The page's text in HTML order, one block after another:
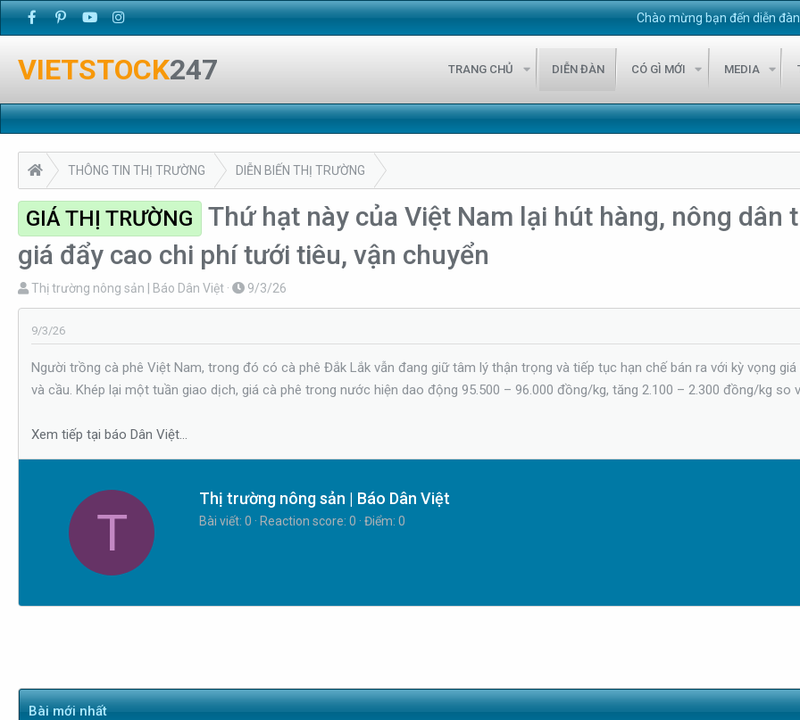
Chào mừng bạn đến diễn đàn
VIETSTOCK247 TRANG CHỦ DIỄN ĐÀN CÓ GÌ MỚI MEDIA
THÔNG TIN THỊ TRƯỜNG DIỄN BIẾN THỊ TRƯỜNG
GIÁ THỊ TRƯỜNG
Thứ hạt này của Việt Nam lại hút hàng, nông dân
giá đẩy cao chi phí tưới tiêu, vận chuyển
T
h
r
e
a
d
t
Thị trường nông sản | Báo Dân Việt
N
g
y
g
ử
9/3/26
9/3/26
Người trồng cà phê Việt Nam, trong đó có cà phê Đắk Lắk vẫn đang giữ tâm lý thận trọng và tiếp tục hạn chế bán ra với kỳ vọng
và cầu. Khép lại một tuần giao dịch, giá cà phê trong nước hiện dao động 95.500 – 96.000 đồng/kg, tăng 2.100 – 2.300 đồng/kg so
Xem tiếp tại báo Dân Việt...
T
W
r
Thị trường nông sản | Báo Dân Việt
Bài viết 0 Reaction score 0 Điểm 0
Bài mới nhất